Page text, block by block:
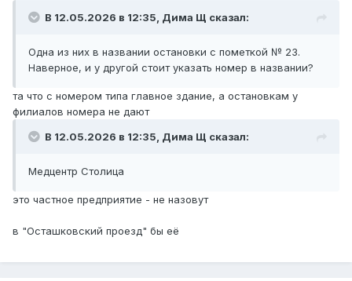
В 12.05.2026 в 12:35, Дима Щ сказал:
Одна из них в названии остановки с пометкой № 23.
Наверное, и у другой стоит указать номер в названии?
та что с номером типа главное здание, а остановкам у
филиалов номера не дают
В 12.05.2026 в 12:35, Дима Щ сказал:
Медцентр Столица
это частное предприятие - не назовут
в "Осташковский проезд" бы её